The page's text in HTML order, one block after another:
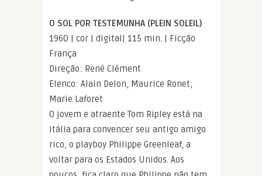
O SOL POR TESTEMUNHA (PLEIN SOLEIL)
1960 | cor | digital| 115 min. | Ficção
França
Direção: René Clément
Elenco: Alain Delon, Maurice Ronet,
Marie Laforet
O jovem e atraente Tom Ripley está na
Itália para convencer seu antigo amigo
rico, o playboy Philippe Greenleaf, a
voltar para os Estados Unidos. Aos